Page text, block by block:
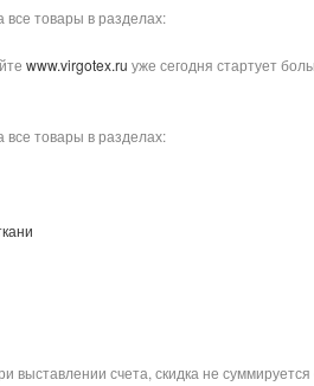
товары в разделах:
www.virgotex.ru уже сегодня стартует
товары в разделах:
выставлении счета, скидка не суммируется